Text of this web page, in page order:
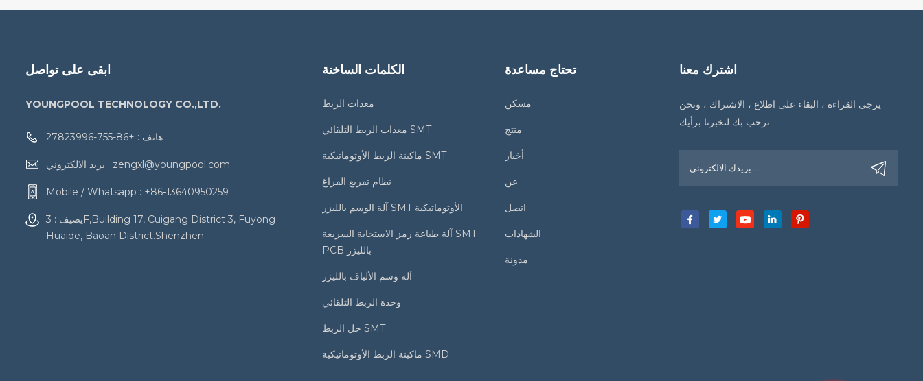
ابقى على تواصل
YOUNGPOOL TECHNOLOGY CO.,LTD.
هاتف : +86-755-27823996
بريد الالكتروني : zengxl@youngpool.com
Mobile / Whatsapp : +86-13640950259
يضيف : 3F,Building 17, Cuigang District 3, Fuyong
Huaide, Baoan District.Shenzhen
الكلمات الساخنة
معدات الربط
معدات الربط التلقائي SMT
ماكينة الربط الأوتوماتيكية SMT
نظام تفريغ الفراغ
آلة الوسم بالليزر SMT الأوتوماتيكية
آلة طباعة رمز الاستجابة السريعة SMT
PCB بالليزر
آلة وسم الألياف بالليزر
وحدة الربط التلقائي
حل الربط SMT
ماكينة الربط الأوتوماتيكية SMD
تحتاج مساعدة
مسكن
منتج
أخبار
عن
اتصل
الشهادات
مدونة
اشترك معنا
يرجى القراءة ، البقاء على اطلاع ، الاشتراك ، ونحن
نرحب بك لتخبرنا برأيك.